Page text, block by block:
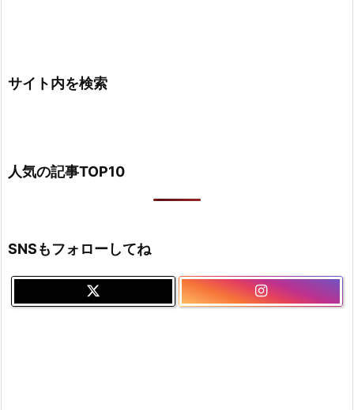
サイト内を検索
人気の記事TOP10
SNSもフォローしてね